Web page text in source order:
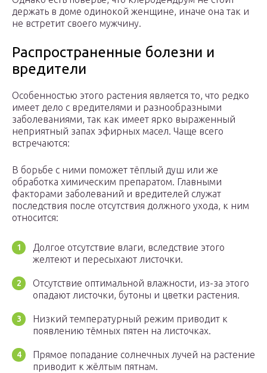
держать в доме одинокой женщине, иначе она так и
не встретит своего мужчину.
Распространенные болезни и
вредители
Особенностью этого растения является то, что редко
имеет дело с вредителями и разнообразными
заболеваниями, так как имеет ярко выраженный
неприятный запах эфирных масел. Чаще всего
встречаются:
В борьбе с ними поможет тёплый душ или же
обработка химическим препаратом. Главными
факторами заболеваний и вредителей служат
последствия после отсутствия должного ухода, к ним
относится:
Долгое отсутствие влаги, вследствие этого
желтеют и пересыхают листочки.
Отсутствие оптимальной влажности, из-за этого
опадают листочки, бутоны и цветки растения.
Низкий температурный режим приводит к
появлению тёмных пятен на листочках.
Прямое попадание солнечных лучей на растение
приводит к жёлтым пятнам.